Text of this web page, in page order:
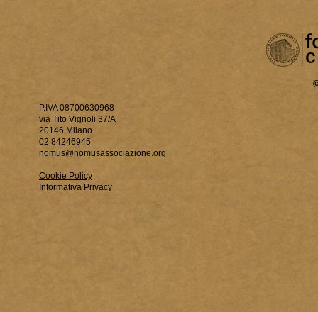
P.IVA 08700630968
via Tito Vignoli 37/A
20146 Milano
02 84246945
nomus@nomusassociazione.org
Cookie Policy
Informativa Privacy